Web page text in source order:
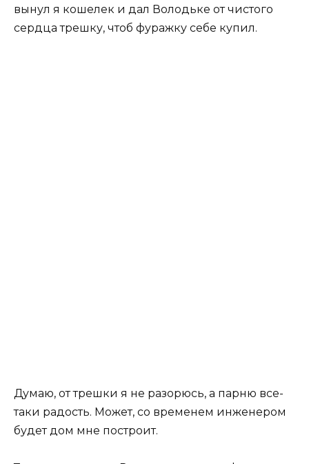
вынул я кошелек и дал Володьке от чистого
сердца трешку, чтоб фуражку себе купил.
Думаю, от трешки я не разорюсь, а парню все-
таки радость. Может, со временем инженером
будет дом мне построит.